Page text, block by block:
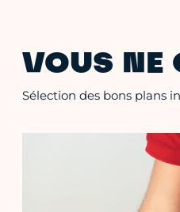
VOUS NE
Sélection des bons plans